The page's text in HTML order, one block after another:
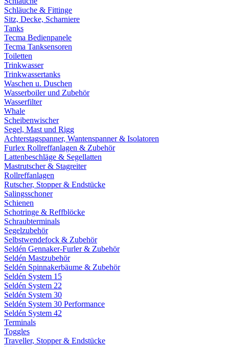
Schläuche & Fittinge
Sitz, Decke, Scharniere
Tanks
Tecma Bedienpanele
Tecma Tanksensoren
Toiletten
Trinkwasser
Trinkwassertanks
Waschen u. Duschen
Wasserboiler und Zubehör
Wasserfilter
Whale
Scheibenwischer
Segel, Mast und Rigg
Achterstagspanner, Wantenspanner & Isolatoren
Furlex Rollreffanlagen & Zubehör
Lattenbeschläge & Segellatten
Mastrutscher & Stagreiter
Rollreffanlagen
Rutscher, Stopper & Endstücke
Salingsschoner
Schienen
Schotringe & Reffblöcke
Schraubterminals
Segelzubehör
Selbstwendefock & Zubehör
Seldén Gennaker-Furler & Zubehör
Seldén Mastzubehör
Seldén Spinnakerbäume & Zubehör
Seldén System 15
Seldén System 22
Seldén System 30
Seldén System 30 Performance
Seldén System 42
Terminals
Toggles
Traveller, Stopper & Endstücke